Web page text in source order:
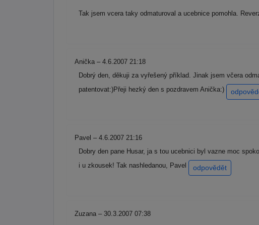
Tak jsem vcera taky odmaturoval a ucebnice pomohla.
Anička – 4.6.2007 21:18
Dobrý den, děkuji za vyřešený příklad. Jinak jsem včera
patentovat:)Přeji hezký den s pozdravem Anička:)
Pavel – 4.6.2007 21:16
Dobry den pane Husar, ja s tou ucebnici byl vazne moc
i u zkousek! Tak nashledanou, Pavel
odpovědět
Zuzana – 30.3.2007 07:38